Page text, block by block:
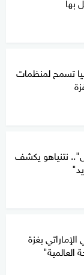
تسمح لمنظمات
نتنياهو يكشف
بغزة